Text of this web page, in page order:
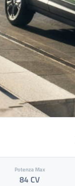
Potenza Max
84 CV